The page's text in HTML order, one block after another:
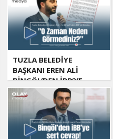
TUZLA BELEDİYE
BAŞKANI EREN ALİ
BİNGÖL’DEN İBB’YE
SORULAR: "O ZAMAN
NEDEN GÖRMEDİNİZ?